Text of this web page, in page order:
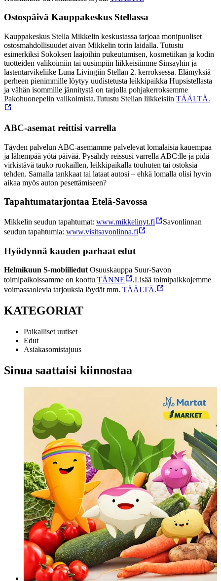
Ostospäivä Kauppakeskus Stellassa
Kauppakeskus Stella Mikkelin keskustassa tarjoaa monipuoliset
ostosmahdollisuudet aivan Mikkelin torin laidalla. Tutustu
esimerkiksi Sokoksen laajoihin pukeutumisen, kosmetiikan ja kodin
tuotteiden valikoimiin tai uusimpiin liikkeisiimme Sinsayhin ja
lastentarvikeliike Luna Livingiin Stellan 2. kerroksessa. Elämyksiä
perheen pienimmille löytyy uudistetusta leikkipaikka Hupsistellasta
ja vähän isommille jännitystä on tarjolla pohjakerroksemme
Pakohuonepelin valikoimista.Tutustu Stellan liikkeisiin TÄÄLTÄ.
ABC-asemat reittisi varrella
Täyden palvelun ABC-asemamme palvelevat lomalaisia kauempaa
ja lähempää yötä päivää. Pysähdy reissusi varrella ABC:lle ja pidä
virkistävä tauko ruokaillen, leikkipaikalla touhuten tai ostoksia
tehden. Samalla tankkaat tai lataat autosi – ehkä lomalla olisi hyvin
aikaa myös auton pesettämiseen?
Tapahtumatarjontaa Etelä-Savossa
Mikkelin seudun tapahtumat: www.mikkelinyt.fi
Savonlinnan
seudun tapahtumia: www.visitsavonlinna.fi
Hyödynnä kauden parhaat edut
Helmikuun S-mobiiliedut Osuuskauppa Suur-Savon
toimipaikoissamme on koottu TÄNNE .Lisää toimipaikkojemme
voimassaolevia tarjouksia löydät mm. TÄÄLTÄ.
KATEGORIAT
Paikalliset uutiset
Edut
Asiakasomistajuus
Sinua saattaisi kiinnostaa